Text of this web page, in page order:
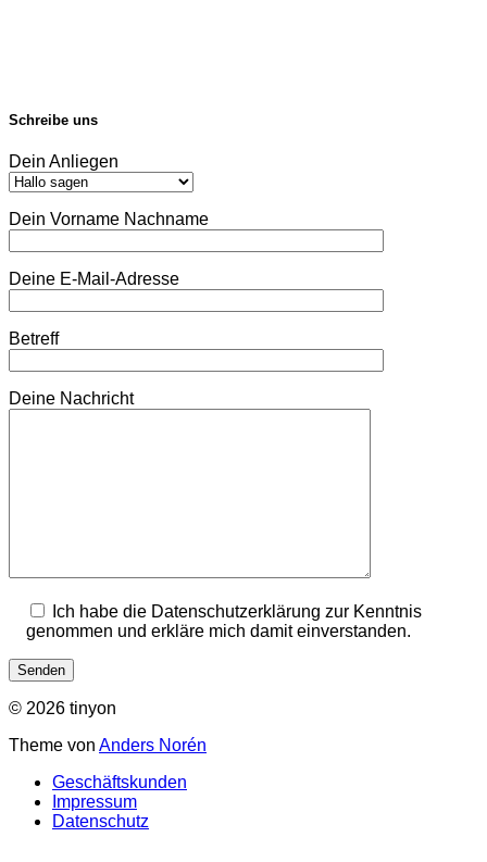
Schreibe uns
Dein Anliegen
Dein Vorname Nachname
Deine E-Mail-Adresse
Betreff
Deine Nachricht
Ich habe die Datenschutzerklärung zur Kenntnis
genommen und erkläre mich damit einverstanden.
© 2026 tinyon
Theme von Anders Norén
Geschäftskunden
Impressum
Datenschutz